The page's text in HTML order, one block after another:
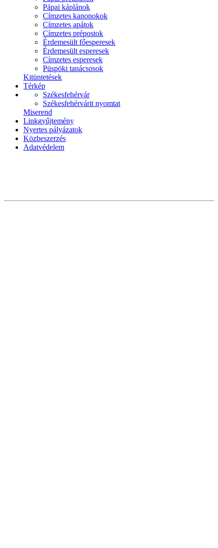
Pápai káplánok
Címzetes kanonokok
Címzetes apátok
Címzetes prépostok
Érdemesült főesperesek
Érdemesült esperesek
Címzetes esperesek
Püspöki tanácsosok
Kitüntetések
Térkép
Székesfehérvár
Székesfehérvárit nyomtat
Miserend
Linkgyűjtemény
Nyertes pályázatok
Közbeszerzés
Adatvédelem